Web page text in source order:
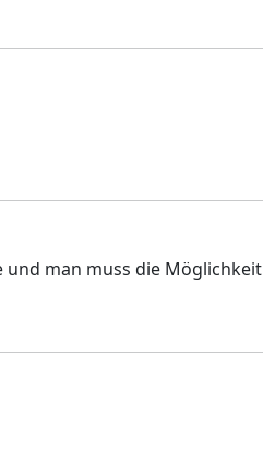
man muss die